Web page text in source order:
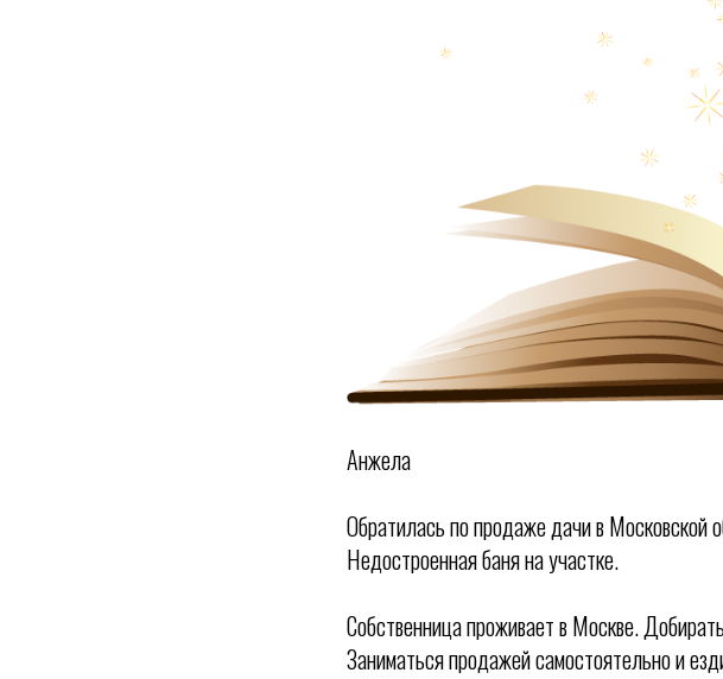
Анжела
Обратилась по продаже дачи в
Недостроенная баня на участке.
Собственница проживает в Москве.
Заниматься продажей самостоятельно и